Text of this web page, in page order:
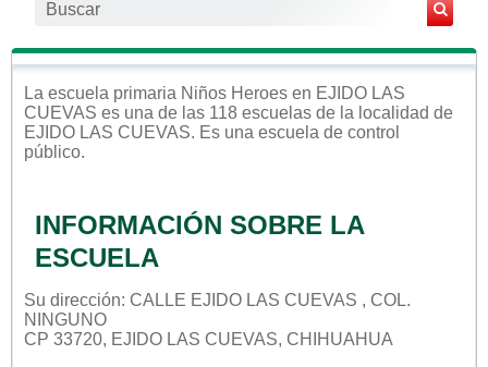
La escuela primaria Niños Heroes en EJIDO LAS
CUEVAS es una de las 118 escuelas de la localidad de
EJIDO LAS CUEVAS. Es una escuela de control
público.
INFORMACIÓN SOBRE LA
ESCUELA
Su dirección: CALLE EJIDO LAS CUEVAS , COL.
NINGUNO
CP 33720, EJIDO LAS CUEVAS, CHIHUAHUA